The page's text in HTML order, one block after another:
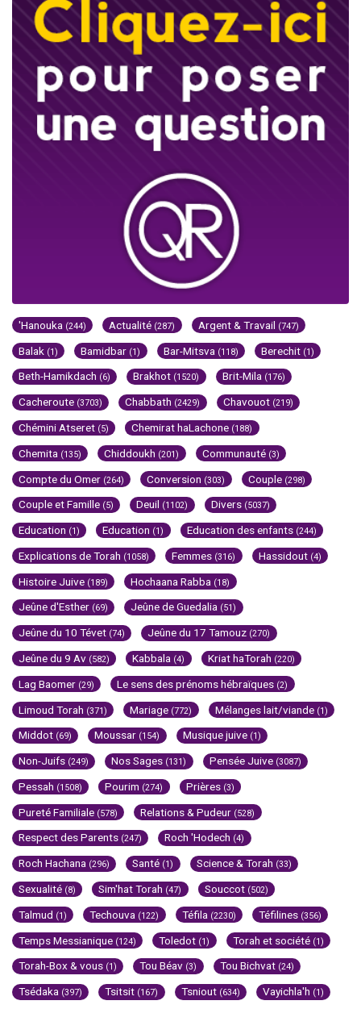
'Hanouka (244) Actualité (287) Argent & Travail (747)
Balak (1) Bamidbar (1) Bar-Mitsva (118) Berechit (1)
Beth-Hamikdach (6) Brakhot (1520) Brit-Mila (176)
Cacheroute (3703) Chabbath (2429) Chavouot (219)
Chémini Atseret (5) Chemirat haLachone (188)
Chemita (135) Chiddoukh (201) Communauté (3)
Compte du Omer (264) Conversion (303) Couple (298)
Couple et Famille (5) Deuil (1102) Divers (5037)
Education (1) Education (1) Education des enfants (244)
Explications de Torah (1058) Femmes (316) Hassidout (4)
Histoire Juive (189) Hochaana Rabba (18)
Jeûne d'Esther (69) Jeûne de Guedalia (51)
Jeûne du 10 Tévet (74) Jeûne du 17 Tamouz (270)
Jeûne du 9 Av (582) Kabbala (4) Kriat haTorah (220)
Lag Baomer (29) Le sens des prénoms hébraïques (2)
Limoud Torah (371) Mariage (772) Mélanges lait/viande (1)
Middot (69) Moussar (154) Musique juive (1)
Non-Juifs (249) Nos Sages (131) Pensée Juive (3087)
Pessah (1508) Pourim (274) Prières (3)
Pureté Familiale (578) Relations & Pudeur (528)
Respect des Parents (247) Roch 'Hodech (4)
Roch Hachana (296) Santé (1) Science & Torah (33)
Sexualité (8) Sim'hat Torah (47) Souccot (502)
Talmud (1) Techouva (122) Téfila (2230) Téfilines (356)
Temps Messianique (124) Toledot (1) Torah et société (1)
Torah-Box & vous (1) Tou Béav (3) Tou Bichvat (24)
Tsédaka (397) Tsitsit (167) Tsniout (634) Vayichla'h (1)